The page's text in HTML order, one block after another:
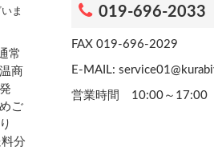
ま
常
商
ご
分
019-696-2033
FAX 019-696-2029
E-MAIL:
営業時間 10:00～17:00